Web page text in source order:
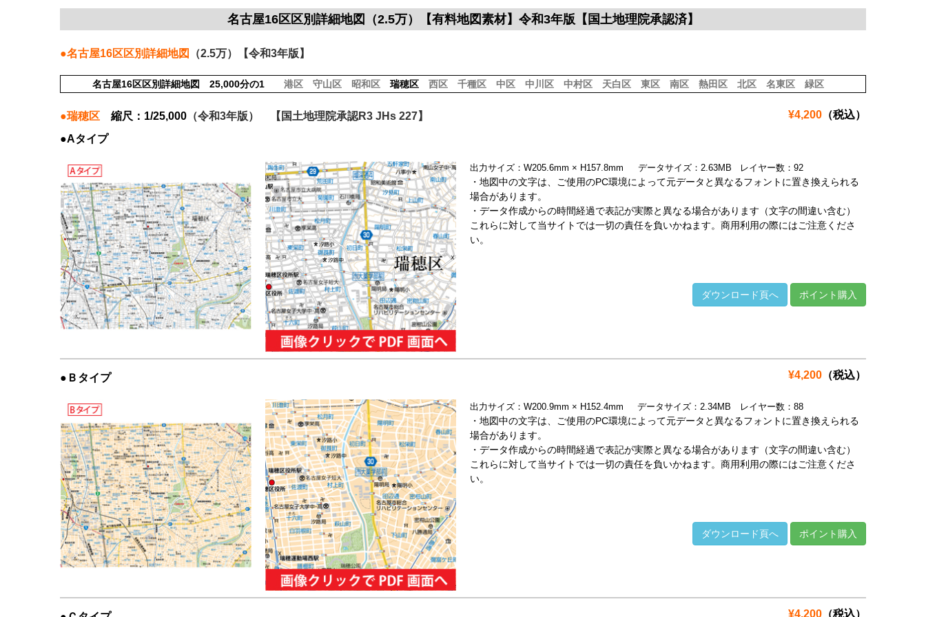
名古屋16区区別詳細地図（2.5万）【有料地図素材】令和3年版【国土地理院承認済】
●名古屋16区区別詳細地図 （2.5万）【令和3年版】
名古屋16区区別詳細地図 25,000分の1 港区 守山区 昭和区 瑞穂区 西区 千種区 中区 中川区 中村区 天白区 東区 南区 熱田区 北区 名東区 緑区
●瑞穂区 縮尺：1/25,000 （令和3年版） 【国土地理院承認R3 JHs 227】 ¥4,200 （税込）
●Aタイプ
出力サイズ：W205.6mm × H157.8mm データサイズ：2.63MB レイヤー数：92
・地図中の文字は、ご使用のPC環境によって元データと異なるフォントに置き換えられる
場合があります。
・データ作成からの時間経過で表記が実際と異なる場合があります（文字の間違い含む）
これらに対して当サイトでは一切の責任を負いかねます。商用利用の際にはご注意くださ
い。
ダウンロード頁へ ポイント購入
¥4,200 （税込）
●Ｂタイプ
出力サイズ：W200.9mm × H152.4mm データサイズ：2.34MB レイヤー数：88
・地図中の文字は、ご使用のPC環境によって元データと異なるフォントに置き換えられる
場合があります。
・データ作成からの時間経過で表記が実際と異なる場合があります（文字の間違い含む）
これらに対して当サイトでは一切の責任を負いかねます。商用利用の際にはご注意くださ
い。
ダウンロード頁へ ポイント購入
¥4,200 （税込）